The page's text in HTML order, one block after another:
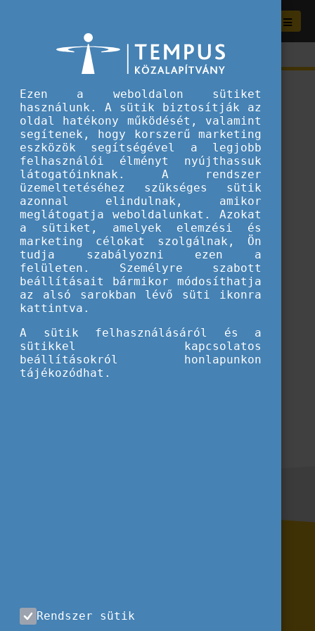
ERROR 404
A keresett tartalom sajnos nem található.
Ezen a weboldalon sütiket
használunk. A sütik biztosítják az
oldal hatékony működését, valamint
segítenek, hogy korszerű marketing
eszközök segítségével a legjobb
felhasználói élményt nyújthassuk
látogatóinknak. A rendszer
üzemeltetéséhez szükséges sütik
azonnal elindulnak, amikor
meglátogatja weboldalunkat. Azokat
a sütiket, amelyek elemzési és
marketing célokat szolgálnak, Ön
tudja szabályozni ezen a
felületen. Személyre szabott
beállításait bármikor módosíthatja
az alsó sarokban lévő süti ikonra
kattintva.
A sütik felhasználásáról és a
sütikkel kapcsolatos
beállításokról honlapunkon
tájékozódhat.
Rendszer sütik